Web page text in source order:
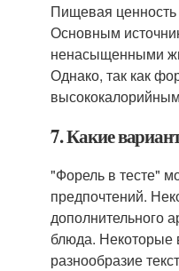
Пищевая ценность
Основным
ненасыщенными
Однако, так как
7. Какие
"Форель в тесте"
предпочтений.
дополнительного
блюда. Некоторые
разнообразие